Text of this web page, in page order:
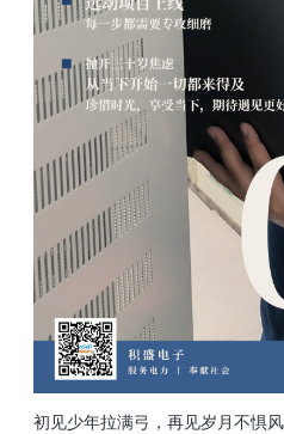
初见少年拉满弓，再见岁月不惧